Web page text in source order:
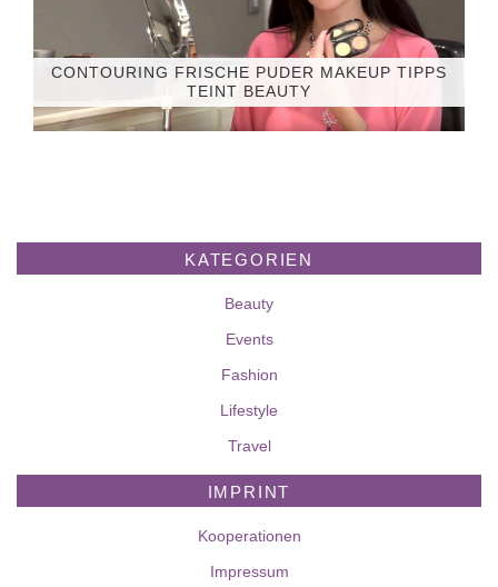
CONTOURING FRISCHE PUDER MAKEUP TIPPS
TEINT BEAUTY
KATEGORIEN
Beauty
Events
Fashion
Lifestyle
Travel
IMPRINT
Kooperationen
Impressum